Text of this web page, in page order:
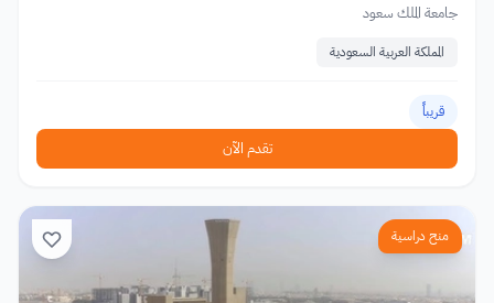
جامعة الملك سعود
المملكة العربية السعودية
قريباً
تقدم الآن
منح دراسية